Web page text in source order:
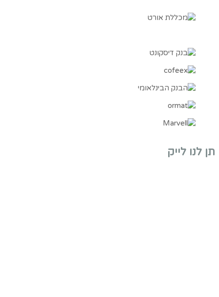
תן לנו לייק